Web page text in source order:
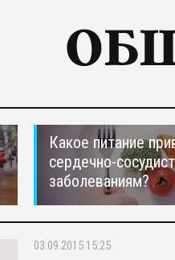
Какое питание
сердечно-
заболеваниям?
03.09.2015 15:25